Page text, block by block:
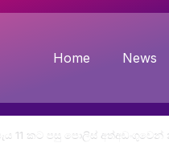
Home News
11 කට පසු පොලිස් අත්අඩංගුවෙන්